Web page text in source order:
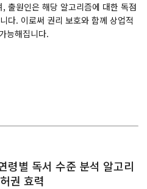
출원인은 해당 알고리즘에 대한 독점
다. 이로써 권리 보호와 함께 상업적
능해집니다.
령별 독서 수준 분석 알고리
권 효력